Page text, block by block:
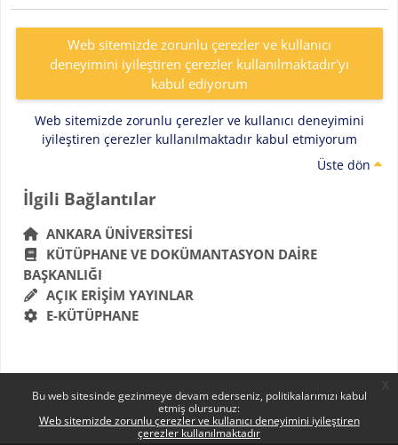
Bu web sitesinde gezinmeye devam ederseniz, politikalarımızı kabul
etmiş olursunuz:
Web sitemizde zorunlu çerezler ve kullanıcı deneyimini iyileştiren
çerezler kullanılmaktadır
Web sitemizde zorunlu çerezler ve kullanıcı
deneyimini iyileştiren çerezler kullanılmaktadır'yı
kabul ediyorum
Web sitemizde zorunlu çerezler ve kullanıcı deneyimini
iyileştiren çerezler kullanılmaktadır kabul etmiyorum
Üste dön
Bloklar
İlgili Bağlantılar 'yı atla
İlgili Bağlantılar
ANKARA ÜNIVERSITESI
KÜTÜPHANE VE DOKÜMANTASYON DAIRE
BAŞKANLIĞI
AÇIK ERIŞIM YAYINLAR
E-KÜTÜPHANE